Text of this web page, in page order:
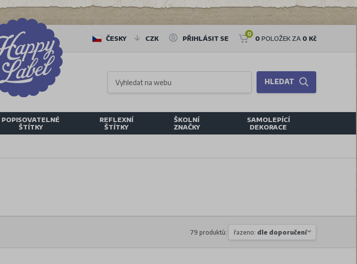
ČESKY CZK PŘIHLÁSIT SE
0
0 POLOŽEK ZA 0 Kč
HLEDAT
POPISOVATELNÉ
ŠTÍTKY
REFLEXNÍ
ŠTÍTKY
ŠKOLNÍ
ZNAČKY
SAMOLEPÍCÍ
DEKORACE
79 produktů: řazeno: dle doporučení